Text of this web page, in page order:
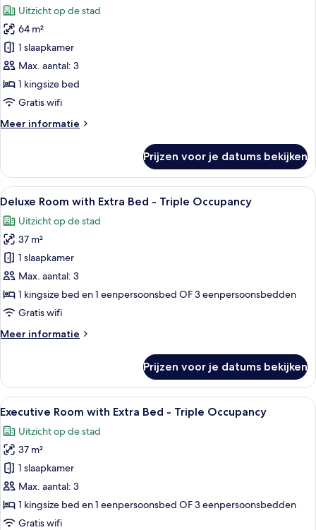
voor
Executive
Suite
laden
Uitzicht op de stad
64 m²
1 slaapkamer
Max. aantal: 3
1 kingsize bed
Gratis wifi
Meer informatie
Meer
Suite
Prijzen voor je datums bekijken
Alle
foto's
voor
Deluxe
Room
with
Extra
Bed
Triple
Een moderne hotelkamer met een
7
Deluxe Room with Extra Bed - Triple Occupancy
Uitzicht op de stad
37 m²
1 slaapkamer
Max. aantal: 3
1 kingsize bed en 1 eenpersoonsbed OF 3 eenpersoonsbedden
Gratis wifi
Meer informatie
Meer
Room
with
Extra
-
Triple
Occupancy
Prijzen voor je datums bekijken
Alle
foto's
voor
Executive
Room
with
Extra
Bed
Een moderne hotelkamer met een
6
Executive Room with Extra Bed - Triple Occupancy
Uitzicht op de stad
37 m²
1 slaapkamer
Max. aantal: 3
1 kingsize bed en 1 eenpersoonsbed OF 3 eenpersoonsbedden
Gratis wifi